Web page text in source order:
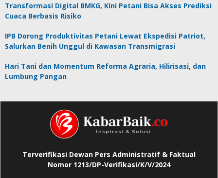
Transformasi Digital BMKG, Kini Petani Bisa Akses Prediksi
Cuaca Berbasis Risiko
IPB Dorong Produktivitas Petani Lewat Ekspedisi Patriot,
Salurkan Benih Unggul di Kawasan Transmigrasi
Hari Tani dan Momentum Reforma Agraria, Hilirisasi, dan
Lumbung Pangan
Terverifikasi Dewan Pers Administratif & Faktual
Nomor 1213/DP-Verifikasi/K/V/2024